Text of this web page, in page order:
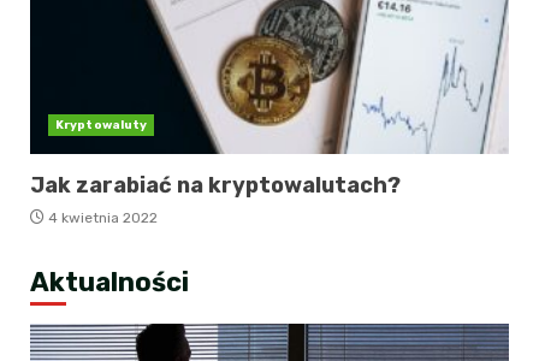
Kryptowaluty
Jak zarabiać na kryptowalutach?
4 kwietnia 2022
Aktualności